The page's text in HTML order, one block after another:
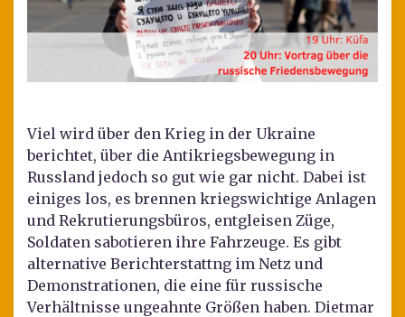
Viel wird über den Krieg in der Ukraine
berichtet, über die Antikriegsbewegung in
Russland jedoch so gut wie gar nicht. Dabei ist
einiges los, es brennen kriegswichtige Anlagen
und Rekrutierungsbüros, entgleisen Züge,
Soldaten sabotieren ihre Fahrzeuge. Es gibt
alternative Berichterstattng im Netz und
Demonstrationen, die eine für russische
Verhältnisse ungeahnte Größen haben. Dietmar